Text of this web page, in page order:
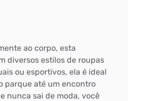
ao corpo, esta
diversos estilos de roupas
ou esportivos, ela é ideal
parque até um encontro
nunca sai de moda, você